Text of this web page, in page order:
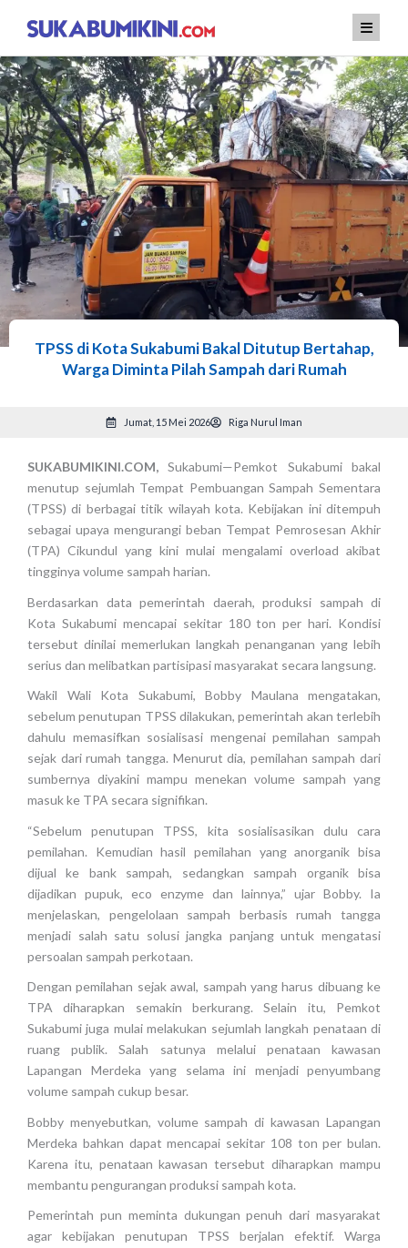
konten
TPSS di Kota Sukabumi Bakal Ditutup Bertahap,
Warga Diminta Pilah Sampah dari Rumah
Jumat, 15 Mei 2026 Riga Nurul Iman
SUKABUMIKINI.COM, Sukabumi—Pemkot Sukabumi bakal
menutup sejumlah Tempat Pembuangan Sampah Sementara
(TPSS) di berbagai titik wilayah kota. Kebijakan ini ditempuh
sebagai upaya mengurangi beban Tempat Pemrosesan Akhir
(TPA) Cikundul yang kini mulai mengalami overload akibat
tingginya volume sampah harian.
Berdasarkan data pemerintah daerah, produksi sampah di
Kota Sukabumi mencapai sekitar 180 ton per hari. Kondisi
tersebut dinilai memerlukan langkah penanganan yang lebih
serius dan melibatkan partisipasi masyarakat secara langsung.
Wakil Wali Kota Sukabumi, Bobby Maulana mengatakan,
sebelum penutupan TPSS dilakukan, pemerintah akan terlebih
dahulu memasifkan sosialisasi mengenai pemilahan sampah
sejak dari rumah tangga. Menurut dia, pemilahan sampah dari
sumbernya diyakini mampu menekan volume sampah yang
masuk ke TPA secara signifikan.
“Sebelum penutupan TPSS, kita sosialisasikan dulu cara
pemilahan. Kemudian hasil pemilahan yang anorganik bisa
dijual ke bank sampah, sedangkan sampah organik bisa
dijadikan pupuk, eco enzyme dan lainnya,” ujar Bobby. Ia
menjelaskan, pengelolaan sampah berbasis rumah tangga
menjadi salah satu solusi jangka panjang untuk mengatasi
persoalan sampah perkotaan.
Dengan pemilahan sejak awal, sampah yang harus dibuang ke
TPA diharapkan semakin berkurang. Selain itu, Pemkot
Sukabumi juga mulai melakukan sejumlah langkah penataan di
ruang publik. Salah satunya melalui penataan kawasan
Lapangan Merdeka yang selama ini menjadi penyumbang
volume sampah cukup besar.
Bobby menyebutkan, volume sampah di kawasan Lapangan
Merdeka bahkan dapat mencapai sekitar 108 ton per bulan.
Karena itu, penataan kawasan tersebut diharapkan mampu
membantu pengurangan produksi sampah kota.
Pemerintah pun meminta dukungan penuh dari masyarakat
agar kebijakan penutupan TPSS berjalan efektif. Warga